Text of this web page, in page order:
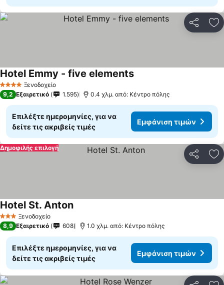
4 ΑστέριαΞενοδοχείο
Hotel Emmy - five elements
9,2 Εξαιρετικό 1.595 0.4 χλμ. από: Κέντρο πόλης
Επιλέξτε ημερομηνίες, για να
δείτε τις ακριβείς τιμές
Εμφάνιση τιμών
Δημοφιλής επιλογή
3 ΑστέριαΞενοδοχείο
Hotel St. Anton
8,9 Εξαιρετικό 608 1.0 χλμ. από: Κέντρο πόλης
Επιλέξτε ημερομηνίες, για να
δείτε τις ακριβείς τιμές
Εμφάνιση τιμών